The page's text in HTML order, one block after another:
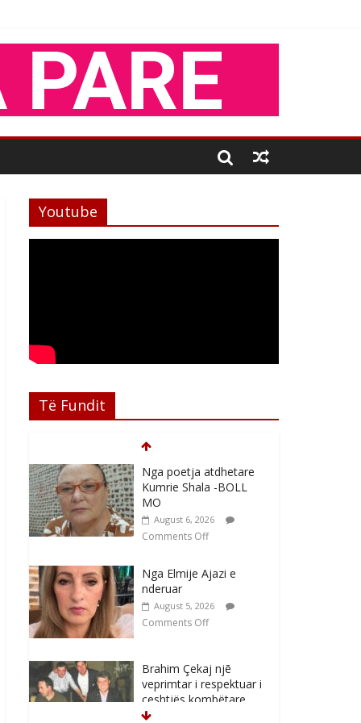
Youtube
Të Fundit
Nga poetja atdhetare
Kumrie Shala -BOLL
MO
August 6, 2026
Comments Off
Nga Elmije Ajazi e
nderuar
August 5, 2026
Comments Off
Brahim Çekaj njē
veprimtar i respektuar i
çeshtjës kombëtare